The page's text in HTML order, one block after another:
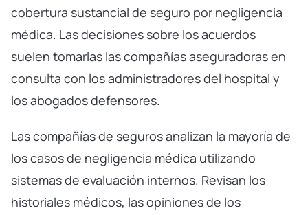
cobertura sustancial de seguro por negligencia
médica. Las decisiones sobre los acuerdos
suelen tomarlas las compañías aseguradoras en
consulta con los administradores del hospital y
los abogados defensores.
Las compañías de seguros analizan la mayoría de
los casos de negligencia médica utilizando
sistemas de evaluación internos. Revisan los
historiales médicos, las opiniones de los